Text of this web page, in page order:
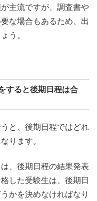
主流ですが、調査書や
な場合もあるため、出
う。
すると後期日程は合
と、後期日程ではどれ
ります。
、後期日程の結果発表
した受験生は、後期日
かを決めなければなり